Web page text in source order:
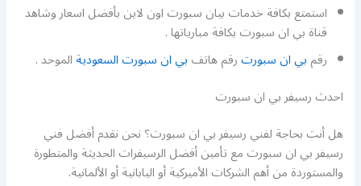
استمتع بكافة خدمات بيان سبورت اون لاين بأفضل اسعار وشاهد
قناة بي ان سبورت بكافة مبارياتها .
رقمبي ان سبورترقم هاتفبي ان سبورت السعوديةالموحد .
احدث رسيفر بي ان سبورت
هل أنت بحاجة لفني رسيفر بي ان سبورت؟ نحن نقدم أفضل فني
رسيفر بي ان سبورت مع تأمين أفضل الرسيفرات الحديثة والمتطورة
والمستوردة من أهم الشركات الأميركية أو اليابانية أو الألمانية.